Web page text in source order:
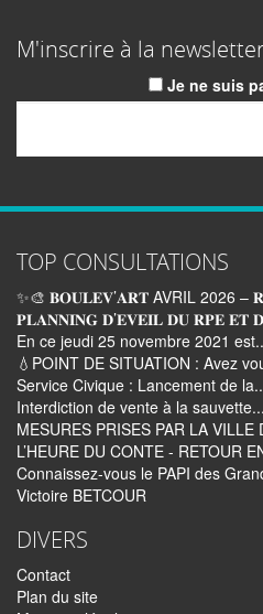
M'inscrire à la
Je ne suis
TOP CONSULTATIONS
✨🎨 𝐁𝐎𝐔𝐋𝐄𝐕’𝐀𝐑𝐓 AVRIL 2026 –
𝐏𝐋𝐀𝐍𝐍𝐈𝐍𝐆 𝐃’𝐄𝐕𝐄𝐈𝐋 𝐃𝐔 𝐑𝐏𝐄 𝐄𝐓
En ce jeudi 25 novembre 2021
💧POINT DE SITUATION : Avez
Service Civique : Lancement de
Interdiction de vente à la sauvette...
MESURES PRISES PAR LA VILLE
L’HEURE DU CONTE - RETOUR
Connaissez-vous le PAPI des
Victoire BETCOUR
DIVERS
Contact
Plan du site